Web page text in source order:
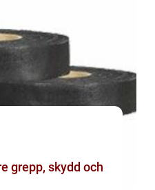
grepp, skydd och